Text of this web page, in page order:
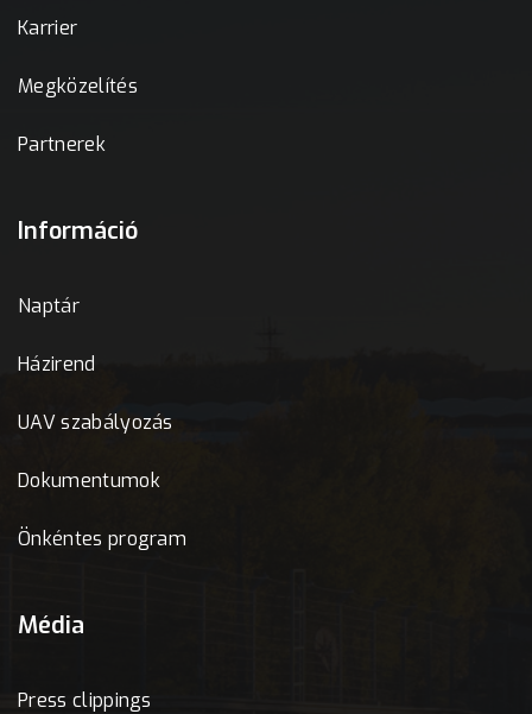
Karrier
Megközelítés
Partnerek
Információ
Naptár
Házirend
UAV szabályozás
Dokumentumok
Önkéntes program
Média
Press clippings